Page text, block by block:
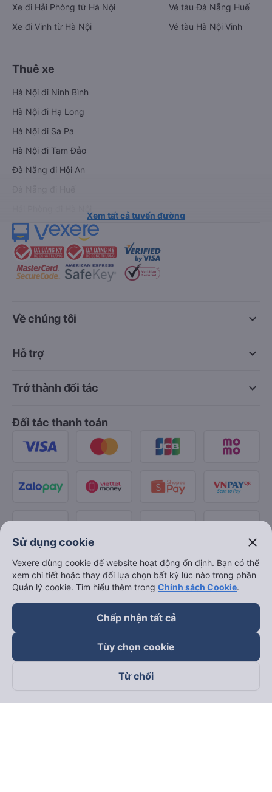
Xe đi Hải Phòng từ Hà Nội
Xe đi Vinh từ Hà Nội
Vé tàu Đà Nẵng Huế
Vé tàu Hà Nội Vinh
Thuê xe
Hà Nội đi Ninh Bình
Hà Nội đi Hạ Long
Hà Nội đi Sa Pa
Hà Nội đi Tam Đảo
Đà Nẵng đi Hội An
Xem tất cả tuyến đường
keyboard_arrow_down
Về chúng tôi
keyboard_arrow_down
Hỗ trợ
keyboard_arrow_down
Trở thành đối tác
Đối tác thanh toán
Theo dõi chúng tôi trên
Sử dụng cookie close
Vexere dùng cookie để website hoạt động ổn định. Bạn có thể
xem chi tiết hoặc thay đổi lựa chọn bất kỳ lúc nào trong phần
Quản lý cookie. Tìm hiểu thêm trong Chính sách Cookie.
Chấp nhận tất cả
Tùy chọn cookie
Từ chối